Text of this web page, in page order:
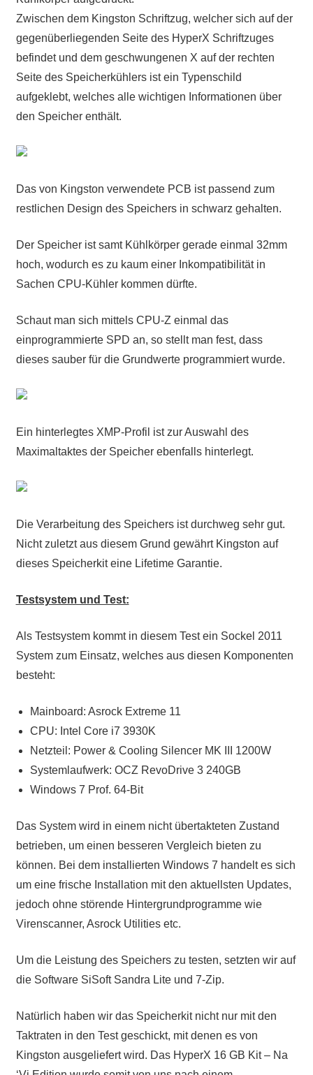
Zwischen dem Kingston Schriftzug, welcher sich auf der
gegenüberliegenden Seite des HyperX Schriftzuges
befindet und dem geschwungenen X auf der rechten
Seite des Speicherkühlers ist ein Typenschild
aufgeklebt, welches alle wichtigen Informationen über
den Speicher enthält.
Das von Kingston verwendete PCB ist passend zum
restlichen Design des Speichers in schwarz gehalten.
Der Speicher ist samt Kühlkörper gerade einmal 32mm
hoch, wodurch es zu kaum einer Inkompatibilität in
Sachen CPU-Kühler kommen dürfte.
Schaut man sich mittels CPU-Z einmal das
einprogrammierte SPD an, so stellt man fest, dass
dieses sauber für die Grundwerte programmiert wurde.
Ein hinterlegtes XMP-Profil ist zur Auswahl des
Maximaltaktes der Speicher ebenfalls hinterlegt.
Die Verarbeitung des Speichers ist durchweg sehr gut.
Nicht zuletzt aus diesem Grund gewährt Kingston auf
dieses Speicherkit eine Lifetime Garantie.
Testsystem und Test:
Als Testsystem kommt in diesem Test ein Sockel 2011
System zum Einsatz, welches aus diesen Komponenten
besteht:
Mainboard: Asrock Extreme 11
CPU: Intel Core i7 3930K
Netzteil: Power & Cooling Silencer MK III 1200W
Systemlaufwerk: OCZ RevoDrive 3 240GB
Windows 7 Prof. 64-Bit
Das System wird in einem nicht übertakteten Zustand
betrieben, um einen besseren Vergleich bieten zu
können. Bei dem installierten Windows 7 handelt es sich
um eine frische Installation mit den aktuellsten Updates,
jedoch ohne störende Hintergrundprogramme wie
Virenscanner, Asrock Utilities etc.
Um die Leistung des Speichers zu testen, setzten wir auf
die Software SiSoft Sandra Lite und 7-Zip.
Natürlich haben wir das Speicherkit nicht nur mit den
Taktraten in den Test geschickt, mit denen es von
Kingston ausgeliefert wird. Das HyperX 16 GB Kit – Na